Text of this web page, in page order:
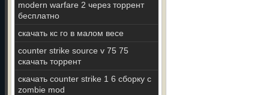
modern warfare 2 через торрент
бесплатно
скачать кс го в малом весе
counter strike source v 75 75
скачать торрент
скачать counter strike 1 6 сборку с
zombie mod